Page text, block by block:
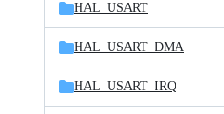
HAL_USART
HAL_USART_DMA
HAL_USART_IRQ